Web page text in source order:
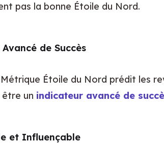
pas la bonne Étoile du Nord.
de Succès
Étoile du Nord prédit les
un indicateur avancé de
et Influençable